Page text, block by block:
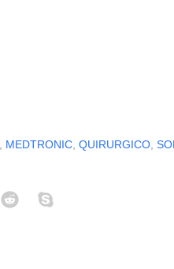
MEDTRONIC, QUIRURGICO,